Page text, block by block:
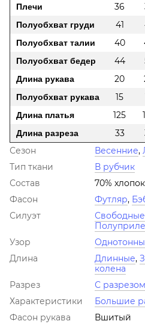
Плечи
36
Полуобхват груди
41
Полуобхват талии
40
Полуобхват бедер
44
Длина рукава
20
Полуобхват рукава
15
Длина платья
125
Длина разреза
33
Сезон
Весенние,
Тип ткани
В рубчик
Состав
70%
Фасон
Футляр,
Силуэт
Свободные
Узор
Длина
Длинные,
колена
Разрез
С разрезом
Характеристики
Большие
Фасон рукава
Вшитый